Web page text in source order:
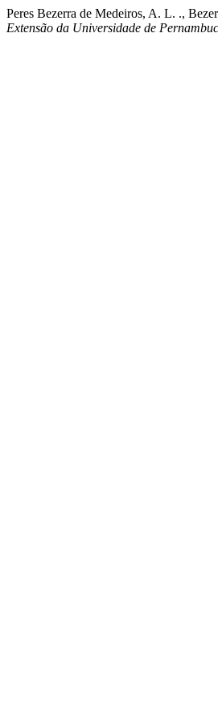
Peres Bezerra de Medeiros, A. L. .,
Extensão da Universidade de